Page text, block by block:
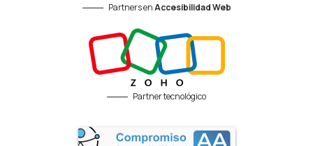
Partners enAccesibilidad Web
Partner tecnológico